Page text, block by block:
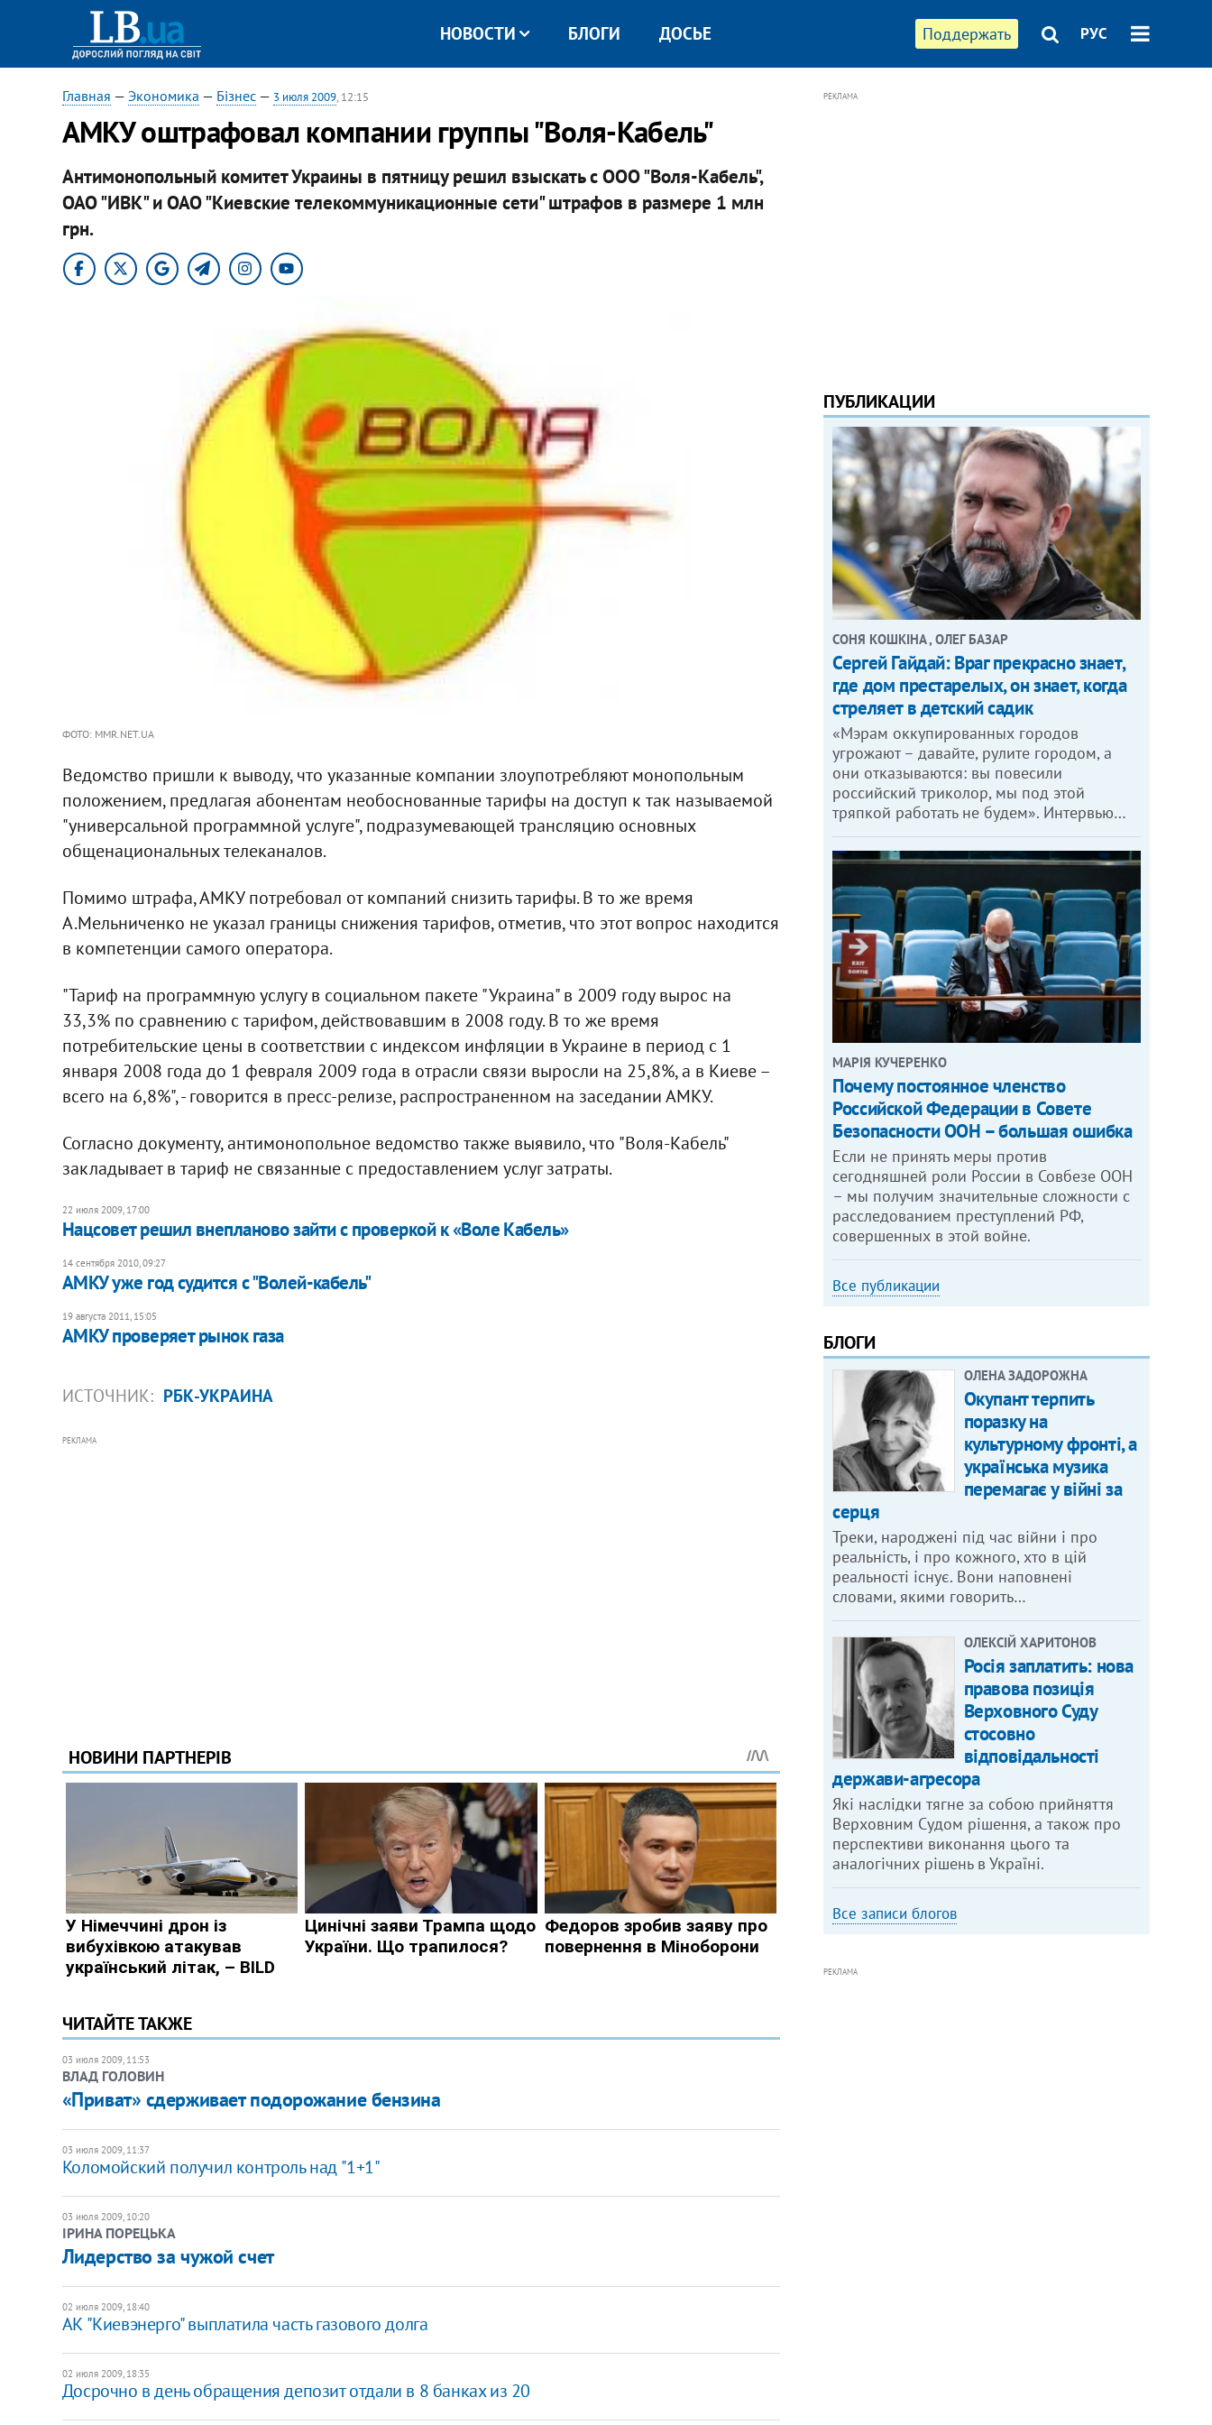
Поддержать РУС
НОВОСТИ БЛОГИ ДОСЬЕ
Главная — Экономика — Бізнес— 3 июля 2009, 12:15
АМКУ оштрафовал компании группы "Воля-Кабель"
Антимонопольный комитет Украины в пятницу решил взыскать с ООО "Воля-Кабель",
ОАО "ИВК" и ОАО "Киевские телекоммуникационные сети" штрафов в размере 1 млн
грн.
ФОТО: MMR.NET.UA
Ведомство пришли к выводу, что указанные компании злоупотребляют монопольным
положением, предлагая абонентам необоснованные тарифы на доступ к так называемой
"универсальной программной услуге", подразумевающей трансляцию основных
общенациональных телеканалов.
Помимо штрафа, АМКУ потребовал от компаний снизить тарифы. В то же время
А.Мельниченко не указал границы снижения тарифов, отметив, что этот вопрос находится
в компетенции самого оператора.
"Тариф на программную услугу в социальном пакете "Украина" в 2009 году вырос на
33,3% по сравнению с тарифом, действовавшим в 2008 году. В то же время
потребительские цены в соответствии с индексом инфляции в Украине в период с 1
января 2008 года до 1 февраля 2009 года в отрасли связи выросли на 25,8%, а в Киеве –
всего на 6,8%", - говорится в пресс-релизе, распространенном на заседании АМКУ.
Согласно документу, антимонопольное ведомство также выявило, что "Воля-Кабель"
закладывает в тариф не связанные с предоставлением услуг затраты.
22 июля 2009, 17:00
Нацсовет решил внепланово зайти с проверкой к «Воле Кабель»
14 сентября 2010, 09:27
АМКУ уже год судится с "Волей-кабель"
19 августа 2011, 15:05
АМКУ проверяет рынок газа
ИСТОЧНИК: РБК-УКРАИНА
РЕКЛАМА
ЧИТАЙТЕ ТАКЖЕ
03 июля 2009, 11:53
ВЛАД ГОЛОВИН
«Приват» сдерживает подорожание бензина
03 июля 2009, 11:37
Коломойский получил контроль над "1+1"
03 июля 2009, 10:20
ІРИНА ПОРЕЦЬКА
Лидерство за чужой счет
02 июля 2009, 18:40
АК "Киевэнерго" выплатила часть газового долга
02 июля 2009, 18:35
Досрочно в день обращения депозит отдали в 8 банках из 20
РЕКЛАМА
ПУБЛИКАЦИИ
СОНЯ КОШКІНА , ОЛЕГ БАЗАР
Сергей Гайдай: Враг прекрасно знает,
где дом престарелых, он знает, когда
стреляет в детский садик
«Мэрам оккупированных городов
угрожают – давайте, рулите городом, а
они отказываются: вы повесили
российский триколор, мы под этой
тряпкой работать не будем». Интервью…
МАРІЯ КУЧЕРЕНКО
​Почему постоянное членство
Российской Федерации в Совете
Безопасности ООН – большая ошибка
Если не принять меры против
сегодняшней роли России в Совбезе ООН
– мы получим значительные сложности с
расследованием преступлений РФ,
совершенных в этой войне.
Все публикации
БЛОГИ
ОЛЕНА ЗАДОРОЖНА
Окупант терпить
поразку на
культурному фронті, а
українська музика
перемагає у війні за
серця
Треки, народжені під час війни і про
реальність, і про кожного, хто в цій
реальності існує. Вони наповнені
словами, якими говорить…
ОЛЕКСІЙ ХАРИТОНОВ
Росія заплатить: нова
правова позиція
Верховного Суду
стосовно
відповідальності
держави-агресора
Які наслідки тягне за собою прийняття
Верховним Судом рішення, а також про
перспективи виконання цього та
аналогічних рішень в Україні.
Все записи блогов
РЕКЛАМА